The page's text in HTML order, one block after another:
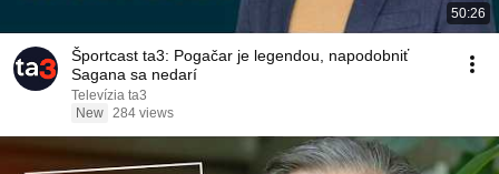
50:26
Športcast ta3: Pogačar je legendou, napodobniť
Sagana sa nedarí
Televízia ta3
New 284 views